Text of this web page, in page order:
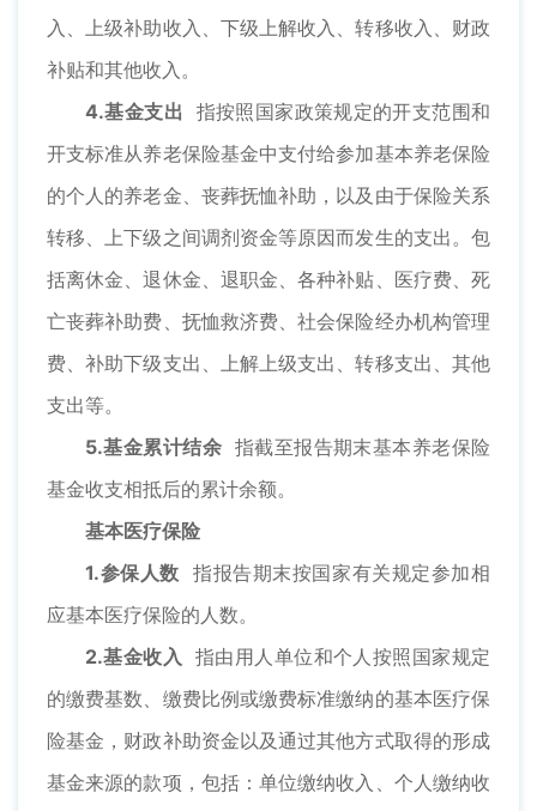
入、上级补助收入、下级上解收入、转移收入、财政
补贴和其他收入。
4.基金支出 指按照国家政策规定的开支范围和
开支标准从养老保险基金中支付给参加基本养老保险
的个人的养老金、丧葬抚恤补助，以及由于保险关系
转移、上下级之间调剂资金等原因而发生的支出。包
括离休金、退休金、退职金、各种补贴、医疗费、死
亡丧葬补助费、抚恤救济费、社会保险经办机构管理
费、补助下级支出、上解上级支出、转移支出、其他
支出等。
5.基金累计结余 指截至报告期末基本养老保险
基金收支相抵后的累计余额。
基本医疗保险
1.参保人数 指报告期末按国家有关规定参加相
应基本医疗保险的人数。
2.基金收入 指由用人单位和个人按照国家规定
的缴费基数、缴费比例或缴费标准缴纳的基本医疗保
险基金，财政补助资金以及通过其他方式取得的形成
基金来源的款项，包括：单位缴纳收入、个人缴纳收